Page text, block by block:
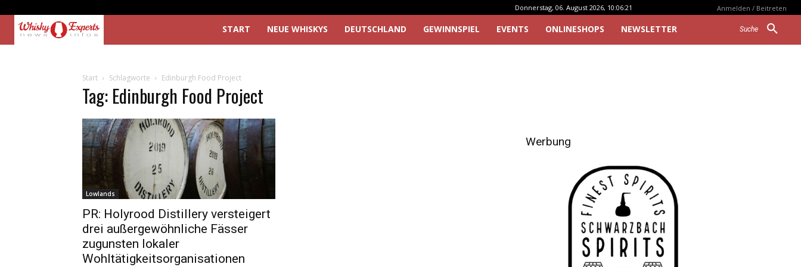
Donnerstag, 06. August 2026, 10:06:21 Anmelden / Beitreten
Suche
START NEUE WHISKYS DEUTSCHLAND GEWINNSPIEL EVENTS ONLINESHOPS NEWSLETTER
Start Schlagworte Edinburgh Food Project
Tag: Edinburgh Food Project
Lowlands
PR: Holyrood Distillery versteigert
drei außergewöhnliche Fässer
zugunsten lokaler
Wohltätigkeitsorganisationen
Werbung